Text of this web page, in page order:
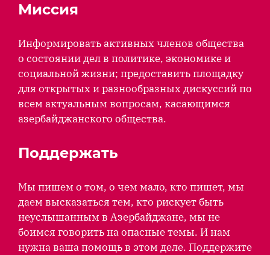
Миссия
Информировать активных членов общества
о состоянии дел в политике, экономике и
социальной жизни; предоставить площадку
для открытых и разнообразных дискуссий по
всем актуальным вопросам, касающимся
азербайджанского общества.
Поддержать
Мы пишем о том, о чем мало, кто пишет, мы
даем высказаться тем, кто рискует быть
неуслышанным в Азербайджане, мы не
боимся говорить на опасные темы. И нам
нужна ваша помощь в этом деле. Поддержите